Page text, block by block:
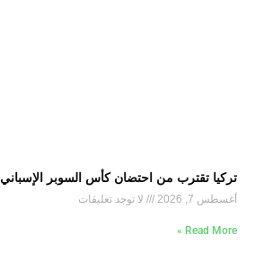
تركيا تقترب من احتضان كأس السوبر الإسباني 2027
أغسطس 7, 2026 لا توجد تعليقات
Read More »